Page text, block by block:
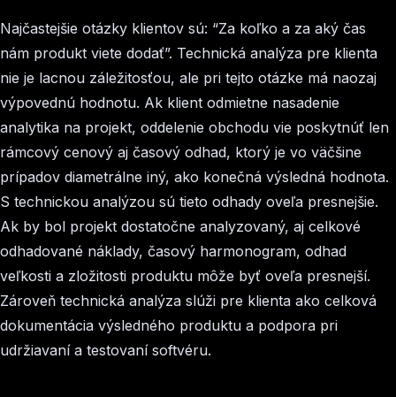
Najčastejšie otázky klientov sú: “Za koľko a za aký čas
nám produkt viete dodať”. Technická analýza pre klienta
nie je lacnou záležitosťou, ale pri tejto otázke má naozaj
výpovednú hodnotu. Ak klient odmietne nasadenie
analytika na projekt, oddelenie obchodu vie poskytnúť len
rámcový cenový aj časový odhad, ktorý je vo väčšine
prípadov diametrálne iný, ako konečná výsledná hodnota.
S technickou analýzou sú tieto odhady oveľa presnejšie.
Ak by bol projekt dostatočne analyzovaný, aj celkové
odhadované náklady, časový harmonogram, odhad
veľkosti a zložitosti produktu môže byť oveľa presnejší.
Zároveň technická analýza slúži pre klienta ako celková
dokumentácia výsledného produktu a podpora pri
udržiavaní a testovaní softvéru.